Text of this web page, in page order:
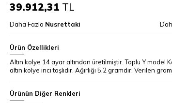
39.912,31 TL
Daha Fazla Nusrettaki
Ürün Özellikleri
Altın kolye 14 ayar altından üretilmiştir. Toplu Y model
altın kolye inci taşlıdır. Ağırlığı 5,2 gramdır. Verilen
Ürünün Diğer Renkleri